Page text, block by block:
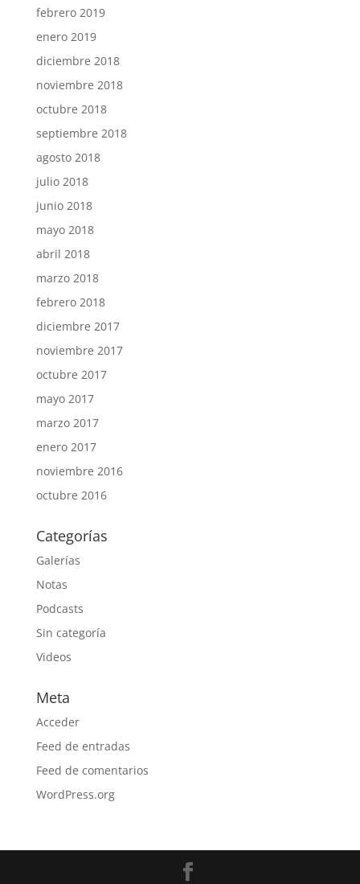
febrero 2019
enero 2019
diciembre 2018
noviembre 2018
octubre 2018
septiembre 2018
agosto 2018
julio 2018
junio 2018
mayo 2018
abril 2018
marzo 2018
febrero 2018
diciembre 2017
noviembre 2017
octubre 2017
mayo 2017
marzo 2017
enero 2017
noviembre 2016
octubre 2016
Categorías
Galerías
Notas
Podcasts
Sin categoría
Videos
Meta
Acceder
Feed de entradas
Feed de comentarios
WordPress.org